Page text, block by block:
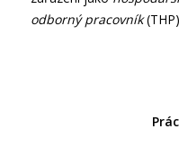
odborný pracovník